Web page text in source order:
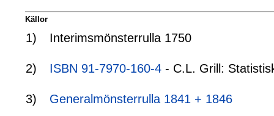
Källor
1) Interimsmönsterrulla 1750
2) ISBN 91-7970-160-4 - C.L. Grill:
3) Generalmönsterrulla 1841 + 1846